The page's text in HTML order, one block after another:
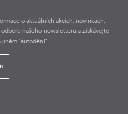
o aktuálních akcích, novinkách,
našeho newsletteru a získávejte
jiném "autodění".